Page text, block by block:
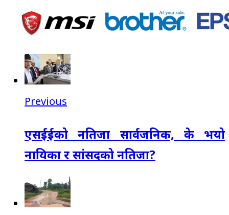
Previous
एसईईको नतिजा सार्वजनिक, के भयो
नायिका र सांसदको नतिजा?